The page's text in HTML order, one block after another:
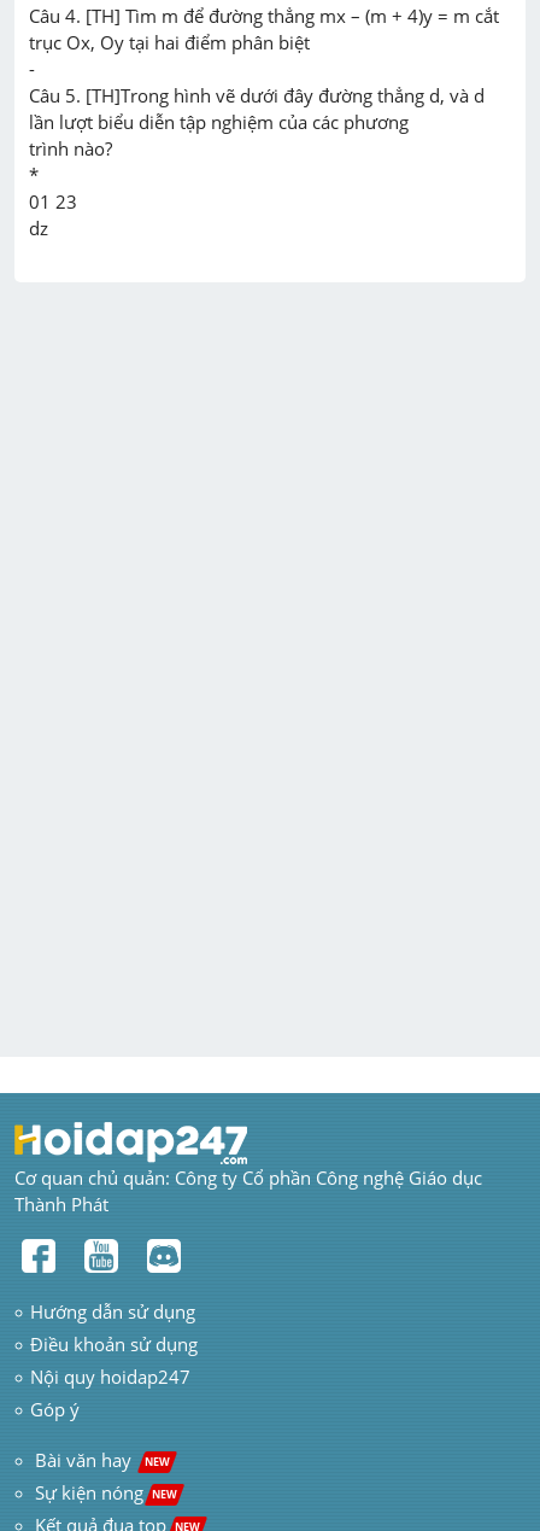
Câu 4. [TH] Tìm m để đường thẳng mx – (m + 4)y = m cắt
trục Ox, Oy tại hai điểm phân biệt
-
Câu 5. [TH]Trong hình vẽ dưới đây đường thẳng d, và d
lần lượt biểu diễn tập nghiệm của các phương
trình nào?
*
01 23
Cơ quan chủ quản: Công ty Cổ phần Công nghệ Giáo dục
Thành Phát
Hướng dẫn sử dụng
Điều khoản sử dụng
Nội quy hoidap247
Góp ý
Bài văn hay NEW
Sự kiện nóng NEW
Kết quả đua top NEW